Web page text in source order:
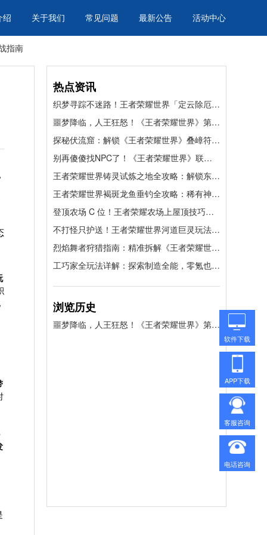
绍 关于我们 常见问题 最新公告 活动中心
指南
热点资讯
织梦寻踪不迷路！王者荣耀世界「定云除厄记」全流程速通指南
噩梦降临，人王狂怒！《王者荣耀世界》第八章终极Boss帝辛挑战前瞻与备战指南
探秘伏流窟：解锁《王者荣耀世界》叠嶂符印的硬核寻宝指南
别再傻傻找NPC了！《王者荣耀世界》联动绝版奖励“隐藏入口”大揭秘
王者荣耀世界铸灵试炼之地全攻略：解锁东方曜金色凝武，解谜战斗一步到位
王者荣耀世界褐斑龙鱼垂钓全攻略：稀有神鱼轻松上钩，属性拉满快人一步
登顶农场 C 位！王者荣耀农场上屋顶技巧全解，打卡拍照一键拿捏
不打怪只护送！王者荣耀世界河道巨灵玩法全解，轻松拿满探索宝箱
烈焰舞者狩猎指南：精准拆解《王者荣耀世界》狂暴灼绒的护盾与杀招
工巧家全玩法详解：探索制造全能，零氪也能玩转王者大陆
浏览历史
噩梦降临，人王狂怒！《王者荣耀世界》第八章终极Boss帝辛挑战前瞻与备战指南
软件下载
APP下载
客服咨询
电话咨询